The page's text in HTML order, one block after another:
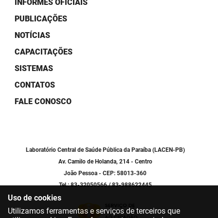
SUDEMA
SUPLAN
INFORMES OFICIAIS
PUBLICAÇÕES
NOTÍCIAS
CAPACITAÇÕES
SISTEMAS
CONTATOS
FALE CONOSCO
Laboratório Central de Saúde Pública da Paraíba (LACEN-PB)
Av. Camilo de Holanda, 214 - Centro
João Pessoa - CEP: 58013-360
Tel.: 83-32050566 / 83-988622445
Uso de cookies
Utilizamos ferramentas e serviços de terceiros que